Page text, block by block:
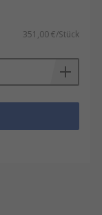
351,00 €/Stück